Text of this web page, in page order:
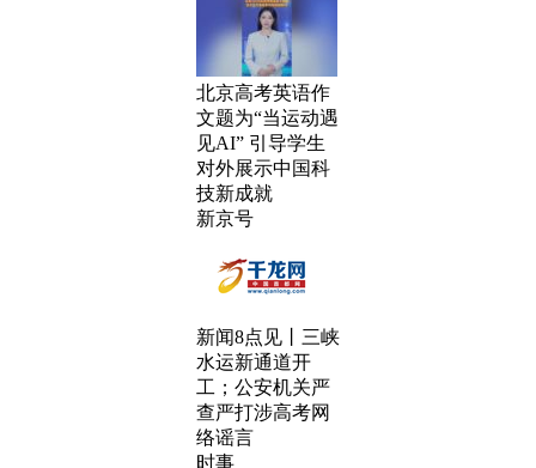
北京高考英语作
文题为“当运动遇
见AI” 引导学生
对外展示中国科
技新成就
新京号
新闻8点见丨三峡
水运新通道开
工；公安机关严
查严打涉高考网
络谣言
时事